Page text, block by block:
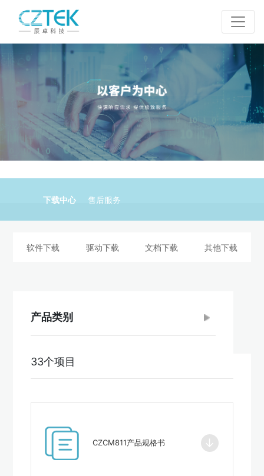
下载中心 售后服务
软件下载 驱动下载 文档下载 其他下载
产品类别
33个项目
CZCM811产品规格书 ↓